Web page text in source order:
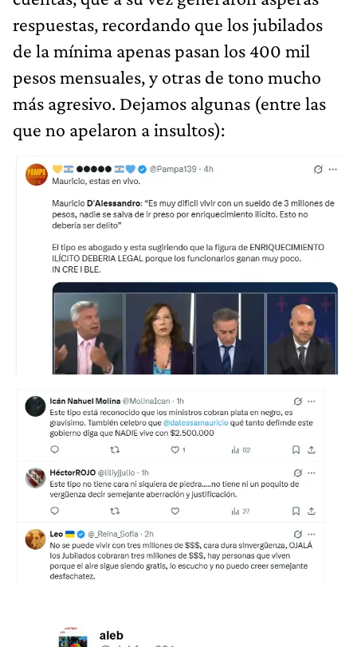
respuestas, recordando que los jubilados
de la mínima apenas pasan los 400 mil
pesos mensuales, y otras de tono mucho
más agresivo. Dejamos algunas (entre las
que no apelaron a insultos):